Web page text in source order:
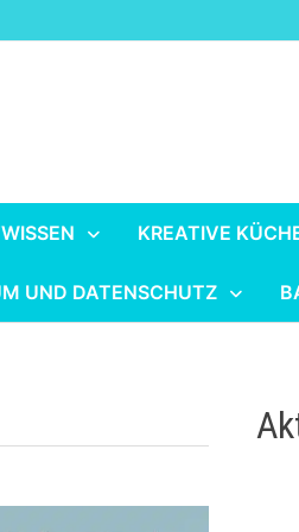
KREATIVE
UND DATENSCHUTZ